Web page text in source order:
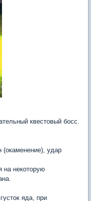
квестовый босс.
(окаменение), удар
на некоторую
яда, при